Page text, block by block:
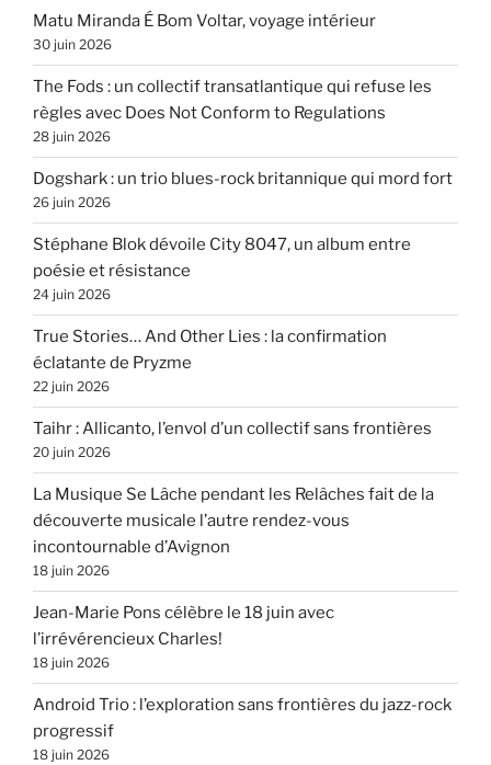
Matu Miranda É Bom Voltar, voyage intérieur
30 juin 2026
The Fods : un collectif transatlantique qui refuse les
règles avec Does Not Conform to Regulations
28 juin 2026
Dogshark : un trio blues-rock britannique qui mord fort
26 juin 2026
Stéphane Blok dévoile City 8047, un album entre
poésie et résistance
24 juin 2026
True Stories… And Other Lies : la confirmation
éclatante de Pryzme
22 juin 2026
Taihr : Allicanto, l’envol d’un collectif sans frontières
20 juin 2026
La Musique Se Lâche pendant les Relâches fait de la
découverte musicale l’autre rendez-vous
incontournable d’Avignon
18 juin 2026
Jean-Marie Pons célèbre le 18 juin avec
l’irrévérencieux Charles!
18 juin 2026
Android Trio : l’exploration sans frontières du jazz-rock
progressif
18 juin 2026